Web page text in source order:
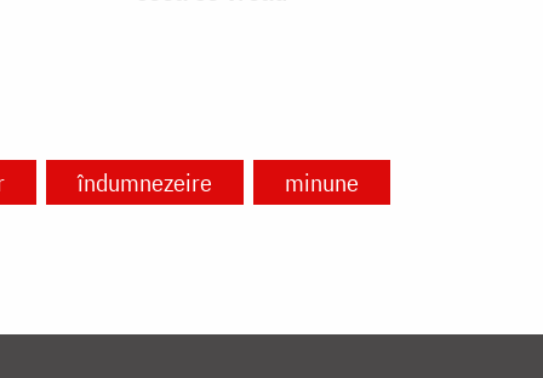
îndumnezeire minune